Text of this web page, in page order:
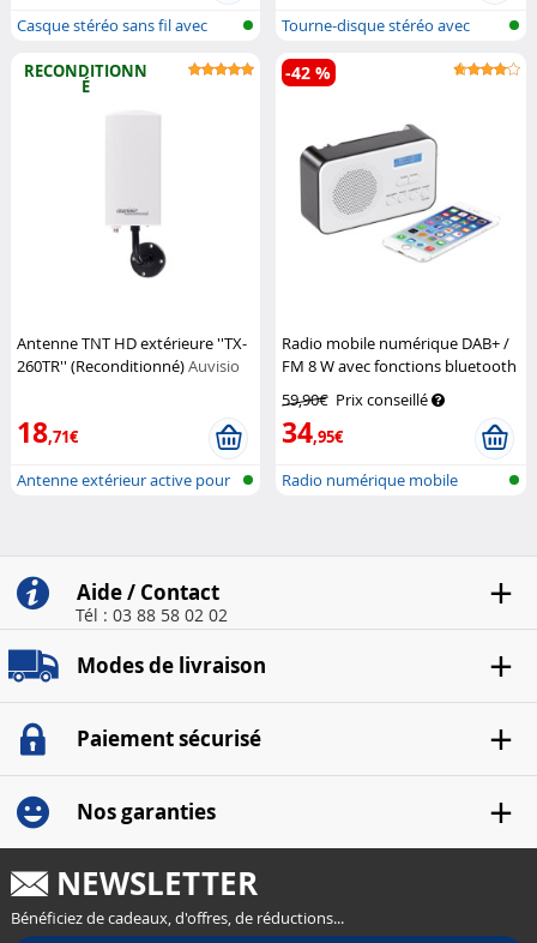
Casque stéréo sans fil avec
Tourne-disque stéréo avec
numérisat...
RECONDITIONN
É
Antenne TNT HD extérieure ''TX-
260TR'' (Reconditionné)Auvisio
18,71€
Antenne extérieur active pour
Radio mobile numérique DAB+ /
FM 8 W avec fonctions bluetooth
5.0 et réveil DOR-215 VR-Radio
59,90€ Prix conseillé
34,95€
-42 %
Radio numérique mobile
Aide / Contact
Tél : 03 88 58 02 02
Modes de livraison
Paiement sécurisé
Nos garanties
NEWSLETTER
Bénéficiez de cadeaux, d'offres, de réductions...